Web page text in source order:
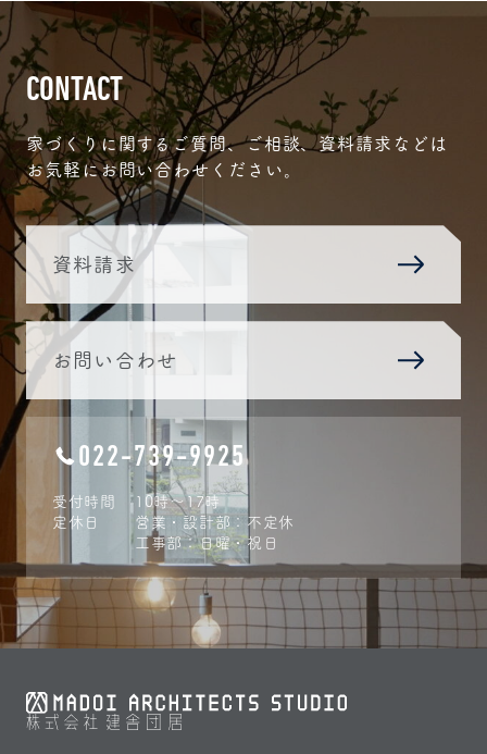
CONTACT
家づくりに関するご質問、ご相談、資料請求などは
お気軽にお問い合わせください。
資料請求
お問い合わせ
022-739-9925
受付時間
10時〜17時
定休日
営業・設計部：不定休
工事部：日曜・祝日